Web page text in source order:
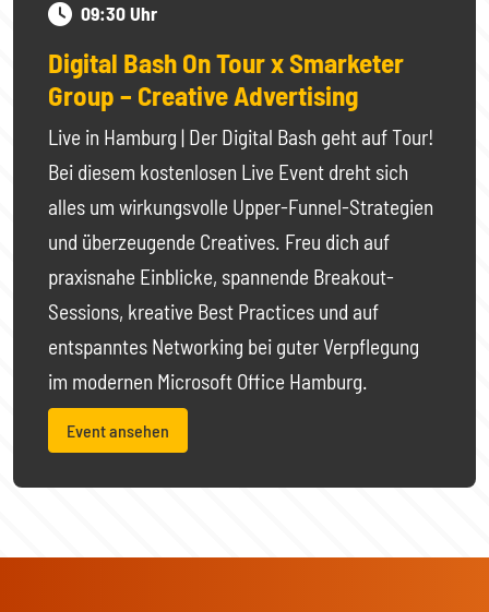
09:30 Uhr
Digital Bash On Tour x Smarketer
Group – Creative Advertising
Live in Hamburg | Der Digital Bash geht auf Tour!
Bei diesem kostenlosen Live Event dreht sich
alles um wirkungsvolle Upper-Funnel-Strategien
und überzeugende Creatives. Freu dich auf
praxisnahe Einblicke, spannende Breakout-
Sessions, kreative Best Practices und auf
entspanntes Networking bei guter Verpflegung
im modernen Microsoft Office Hamburg.
Event ansehen